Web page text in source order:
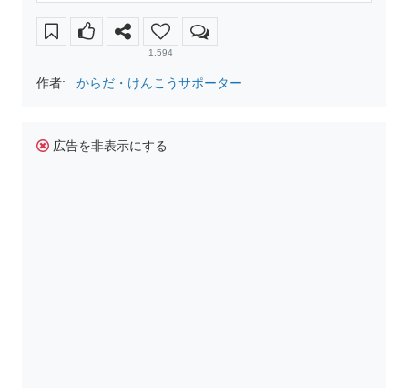
1,594
作者: からだ・けんこうサポーター
広告を非表示にする